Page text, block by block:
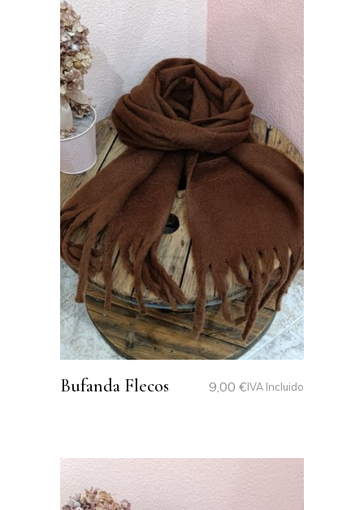
Bufanda Flecos 9,00 €IVA Incluido